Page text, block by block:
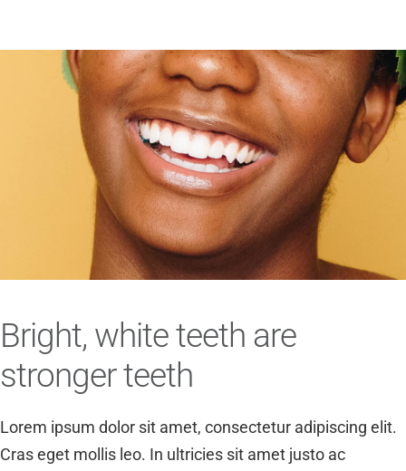
Bright, white teeth are
stronger teeth
Lorem ipsum dolor sit amet, consectetur adipiscing elit.
Cras eget mollis leo. In ultricies sit amet justo ac